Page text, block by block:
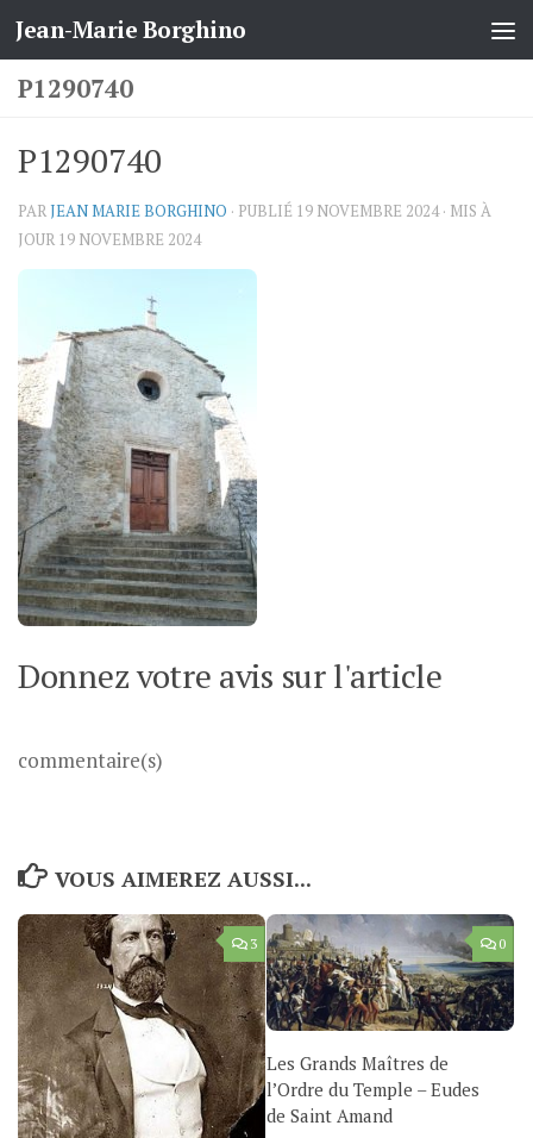
Skip to content
Jean-Marie Borghino
P1290740
P1290740
PARJEAN MARIE BORGHINO · PUBLIÉ 19 NOVEMBRE 2024· MIS À
JOUR 19 NOVEMBRE 2024
Donnez votre avis sur l'article
commentaire(s)
VOUS AIMEREZ AUSSI...
3 0
Les Grands Maîtres de
l’Ordre du Temple – Eudes
de Saint Amand